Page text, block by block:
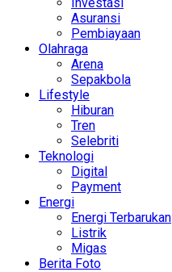
Asuransi
Pembiayaan
Olahraga
Arena
Sepakbola
Lifestyle
Hiburan
Tren
Selebriti
Teknologi
Digital
Payment
Energi
Energi Terbarukan
Listrik
Migas
Berita Foto